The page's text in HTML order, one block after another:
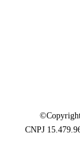
CNPJ